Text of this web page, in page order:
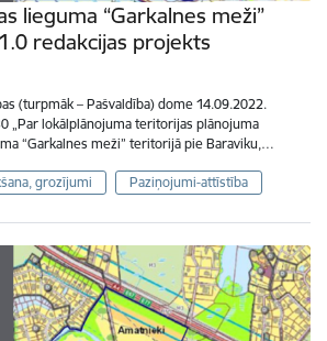
lieguma “Garkalnes meži”
redakcijas projekts
(turpmāk – Pašvaldība) dome 14.09.2022.
„Par lokālplānojuma teritorijas plānojuma
“Garkalnes meži” teritorijā pie Baraviku,…
grozījumi Paziņojumi-attīstība